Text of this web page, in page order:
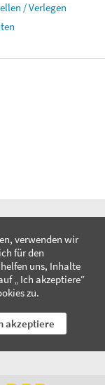
/ Verlegen
verwenden wir
für den
uns, Inhalte
„ Ich akzeptiere“
zu.
akzeptiere